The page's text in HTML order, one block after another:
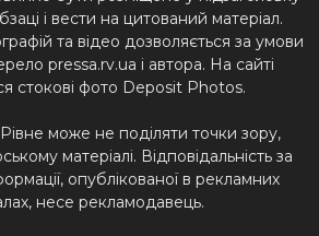
і вести на цитований матеріал.
та відео дозволяється за умови
pressa.rv.ua і автора. На сайті
стокові фото Deposit Photos.
може не поділяти точки зору,
матеріалі. Відповідальність за
опублікованої в рекламних
несе рекламодавець.